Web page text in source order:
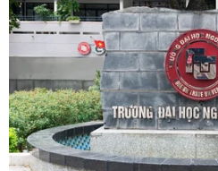
quyền con người, quyền
dân.